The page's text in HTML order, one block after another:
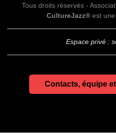
Tous droits réservés -
CultureJazz®est une
Espace privé :
Contacts, équipe